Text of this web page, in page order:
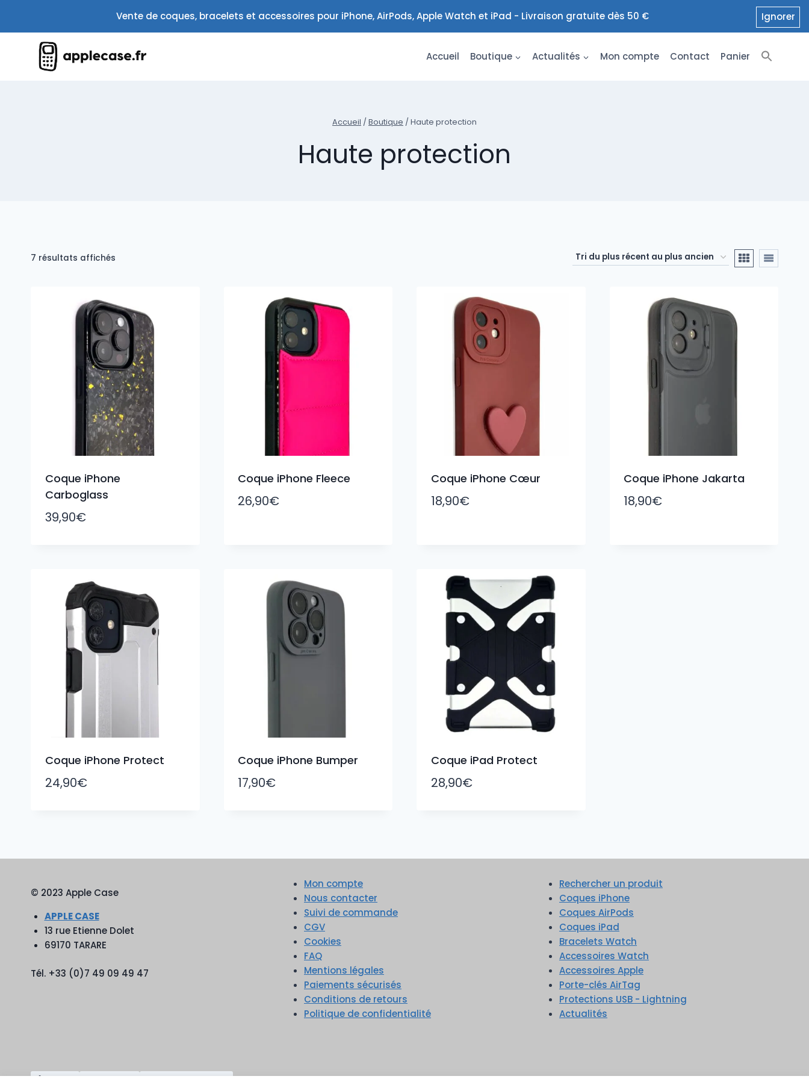
contenu
Vente de coques, bracelets et accessoires pour iPhone, AirPods, Apple Watch et iPad - Livraison gratuite dès 50 € Ignorer
Accueil Boutique Actualités Mon compte Contact Panier
Accueil / Boutique / Haute protection
Haute protection
7 résultats affichés
récent
au
plus
ancien
Coque iPhone
Carboglass
39,90€
Coque iPhone Fleece
26,90€
Coque iPhone Cœur
18,90€
Coque iPhone Jakarta
18,90€
Coque iPhone Protect
24,90€
Coque iPhone Bumper
17,90€
Coque iPad Protect
28,90€
© 2023 Apple Case
APPLE CASE
13 rue Etienne Dolet
69170 TARARE
Tél. +33 (0)7 49 09 49 47
Mon compte
Nous contacter
Suivi de commande
CGV
Cookies
FAQ
Mentions légales
Paiements sécurisés
Conditions de retours
Politique de confidentialité
Rechercher un produit
Coques iPhone
Coques AirPods
Coques iPad
Bracelets Watch
Accessoires Watch
Accessoires Apple
Porte-clés AirTag
Protections USB - Lightning
Actualités